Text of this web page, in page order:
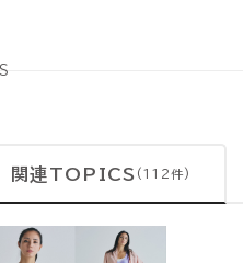
関連TOPICS (112件)